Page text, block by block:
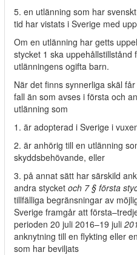
5. en utlänning som har
tid har vistats i Sverige med
Om en utlänning har getts
stycket 1 ska uppehållstillstånd
utlänningens ogifta barn.
När det finns synnerliga skäl
fall än som avses i första och
utlänning som
1. är adopterad i Sverige i
2. är anhörig till en utlänning
skyddsbehövande, eller
3. på annat sätt har särskild
andra stycket och 7 § första
tillfälliga begränsningar av
Sverige framgår att
perioden 20 juli 2016–19 juli
anknytning till en flykting eller
som har beviljats